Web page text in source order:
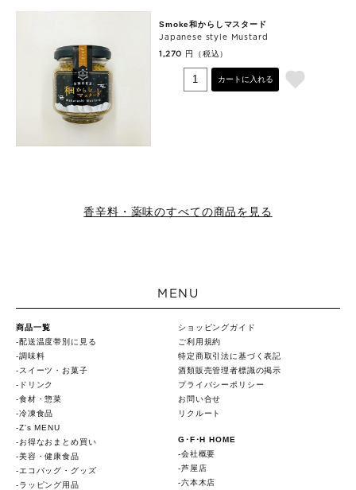
Smoke和からしマスタード
Japanese style Mustard
1,270 円（税込）
カートに入れる
香辛料・薬味のすべての商品を見る
MENU
商品一覧
配送温度帯別に見る
調味料
スイーツ・お菓子
ドリンク
食材・惣菜
冷凍食品
Z's MENU
お得なおまとめ買い
美容・健康食品
エコバッグ・グッズ
ラッピング用品
ショッピングガイド
ご利用規約
特定商取引法に基づく表記
酒類販売管理者標識の掲示
プライバシーポリシー
お問い合せ
リクルート
G･F･H HOME
会社概要
芦屋店
六本木店